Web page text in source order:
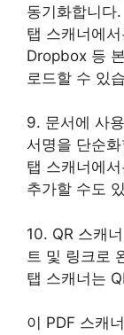
동기화합니다.
탭 스캐너에
Dropbox 등
로드할 수 있
9. 문서에 사
서명을 단순
탭 스캐너에
추가할 수도
10. QR 스캐
트 및 링크로
탭 스캐너는
이 PDF 스캐